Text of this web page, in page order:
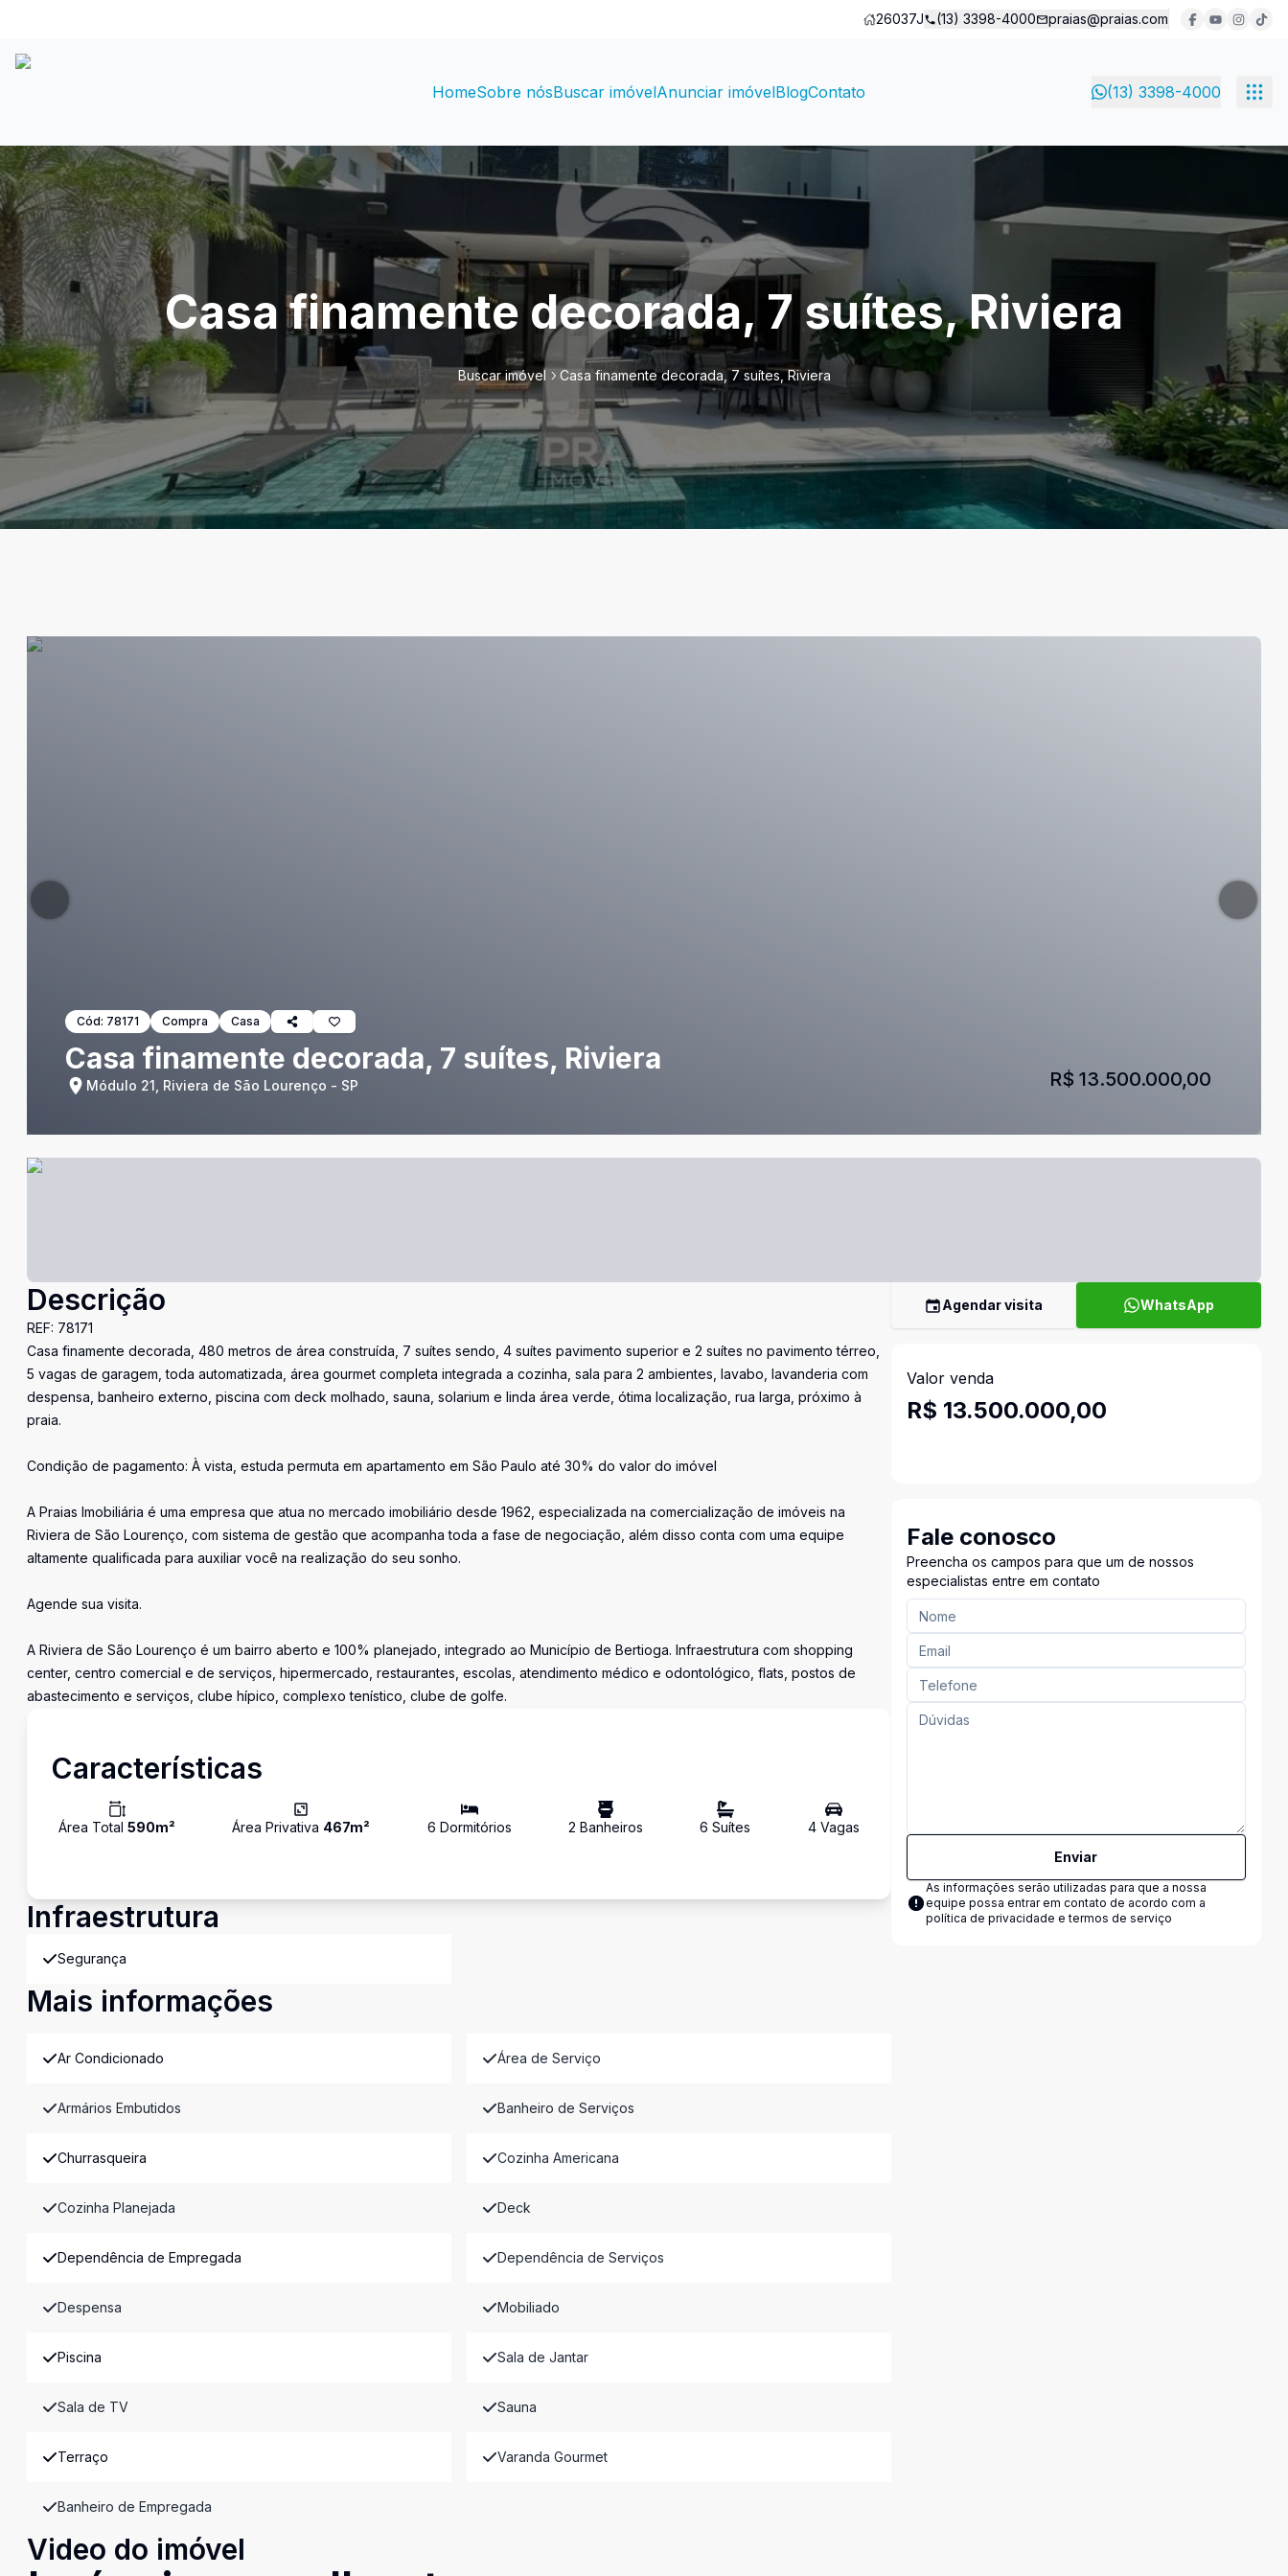
26037J (13) 3398-4000 praias@praias.com
HomeSobre nósBuscar imóvelAnunciar imóvelBlogContato (13) 3398-4000
Casa finamente decorada, 7 suítes, Riviera
Buscar imóvel Casa finamente decorada, 7 suítes, Riviera
Cód: 78171 Compra Casa
Casa finamente decorada, 7 suítes, Riviera
Módulo 21, Riviera de São Lourenço - SP R$ 13.500.000,00
Descrição
REF: 78171
Casa finamente decorada, 480 metros de área construída, 7 suítes sendo, 4 suítes pavimento superior e 2 suítes no pavimento térreo,
5 vagas de garagem, toda automatizada, área gourmet completa integrada a cozinha, sala para 2 ambientes, lavabo, lavanderia com
despensa, banheiro externo, piscina com deck molhado, sauna, solarium e linda área verde, ótima localização, rua larga, próximo à
praia.
Condição de pagamento: À vista, estuda permuta em apartamento em São Paulo até 30% do valor do imóvel
A Praias Imobiliária é uma empresa que atua no mercado imobiliário desde 1962, especializada na comercialização de imóveis na
Riviera de São Lourenço, com sistema de gestão que acompanha toda a fase de negociação, além disso conta com uma equipe
altamente qualificada para auxiliar você na realização do seu sonho.
Agende sua visita.
A Riviera de São Lourenço é um bairro aberto e 100% planejado, integrado ao Município de Bertioga. Infraestrutura com shopping
center, centro comercial e de serviços, hipermercado, restaurantes, escolas, atendimento médico e odontológico, flats, postos de
abastecimento e serviços, clube hípico, complexo tenístico, clube de golfe.
Características
Área Total 590m² Área Privativa 467m² 6 Dormitórios 2 Banheiros 6 Suítes 4Vagas
Infraestrutura
Segurança
Mais informações
Ar Condicionado Área de Serviço
Armários Embutidos Banheiro de Serviços
Churrasqueira Cozinha Americana
Cozinha Planejada Deck
Dependência de Empregada Dependência de Serviços
Despensa Mobiliado
Piscina Sala de Jantar
Sala de TV Sauna
Terraço Varanda Gourmet
Banheiro de Empregada
Video do imóvel
Agendar visita WhatsApp
Valor venda
R$ 13.500.000,00
Fale conosco
Preencha os campos para que um de nossos
especialistas entre em contato
Enviar
As informações serão utilizadas para que a nossa
equipe possa entrar em contato de acordo com a
política de privacidade e termos de serviço